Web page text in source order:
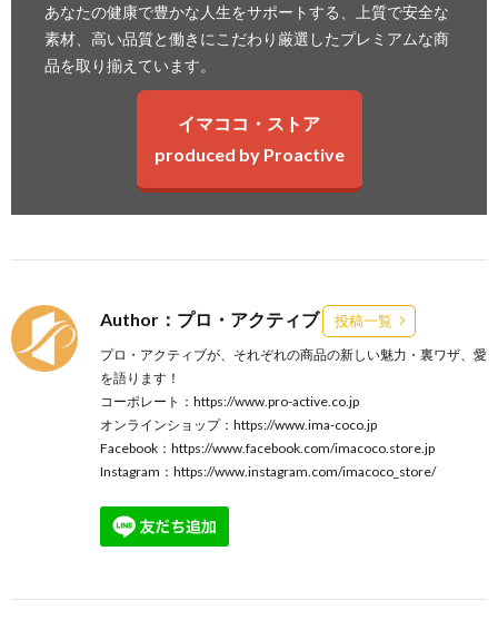
あなたの健康で豊かな人生をサポートする、上質で安全な
素材、高い品質と働きにこだわり厳選したプレミアムな商
品を取り揃えています。
イマココ・ストア
produced by Proactive
Author：プロ・アクティブ 投稿一覧
プロ・アクティブが、それぞれの商品の新しい魅力・裏ワザ、愛
を語ります！
コーポレート： https://www.pro-active.co.jp
オンラインショップ： https://www.ima-coco.jp
Facebook： https://www.facebook.com/imacoco.store.jp
Instagram： https://www.instagram.com/imacoco_store/